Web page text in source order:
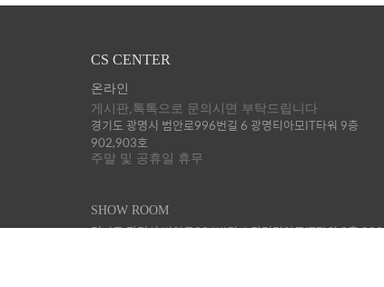
CS CENTER
온라인
게시판,톡톡으로 문의시면 부탁드립니다
경기도 광명시 범안로996번길 6 광명티아모IT타워 9층
902,903호
주말 및 공휴일 휴무
SHOW ROOM
경기도 광명시 범안로996번길 6 광명티아모IT타워 9층 903